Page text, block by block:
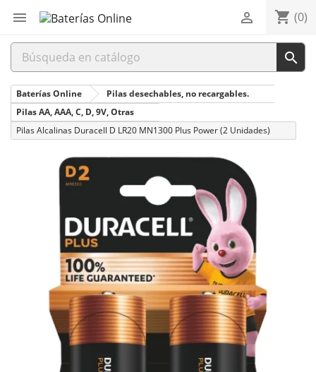
 shopping_cart (0)


Baterías Online
Pilas desechables, no recargables.
Pilas AA, AAA, C, D, 9V, Otras
Pilas Alcalinas Duracell D LR20 MN1300 Plus Power (2 Unidades)